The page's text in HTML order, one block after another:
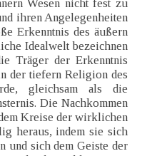
Wesen nicht fest zu
ihren Angelegenheiten
Erkenntnis des äußern
Idealwelt bezeichnen
Träger der Erkenntnis
der tiefern Religion des
gleichsam als die
Die Nachkommen
Kreise der wirklichen
heraus, indem sie sich
und sich dem Geiste der